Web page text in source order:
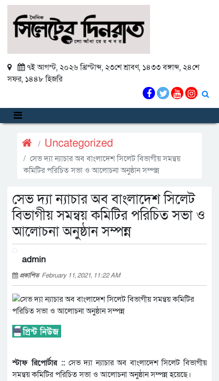
৭ই আগস্ট, ২০২৬ খ্রিস্টাব্দ, ২৩শে শ্রাবণ, ১৪৩৩ বঙ্গাব্দ, ২৪শে
সফর, ১৪৪৮ হিজরি
Uncategorized
সেভ দ্যা ন্যাচার অব বাংলাদেশ সিলেট বিভাগীয় সমন্বয়
কমিটির পরিচিত সভা ও আলোচনা অনুষ্ঠান সম্পন্ন
সেভ দ্যা ন্যাচার অব বাংলাদেশ সিলেট
বিভাগীয় সমন্বয় কমিটির পরিচিত সভা ও
আলোচনা অনুষ্ঠান সম্পন্ন
admin
প্রকাশিত February 11, 2021, 11:22 AM
স্টাফ রিপোর্টার :: সেভ দ্যা ন্যাচার অব বাংলাদেশ সিলেট বিভাগীয়
সমন্বয় কমিটির পরিচিত সভা ও আলোচনা অনুষ্ঠান সম্পন্ন হয়েছে।